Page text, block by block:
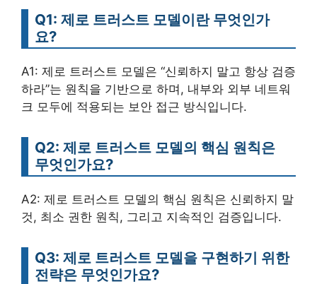
Q1: 제로 트러스트 모델이란 무엇인가
요?
A1: 제로 트러스트 모델은 “신뢰하지 말고 항상 검증
하라”는 원칙을 기반으로 하며, 내부와 외부 네트워
크 모두에 적용되는 보안 접근 방식입니다.
Q2: 제로 트러스트 모델의 핵심 원칙은
무엇인가요?
A2: 제로 트러스트 모델의 핵심 원칙은 신뢰하지 말
것, 최소 권한 원칙, 그리고 지속적인 검증입니다.
Q3: 제로 트러스트 모델을 구현하기 위한
전략은 무엇인가요?